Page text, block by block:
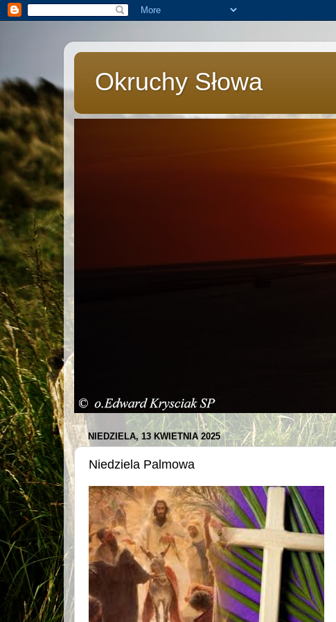
Okruchy Słowa
NIEDZIELA, 13 KWIETNIA 2025
Niedziela Palmowa